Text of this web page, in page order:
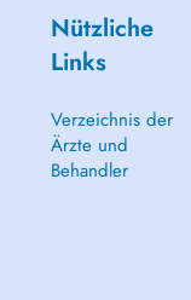
Nützliche
Links
Verzeichnis der
Ärzte und
Behandler